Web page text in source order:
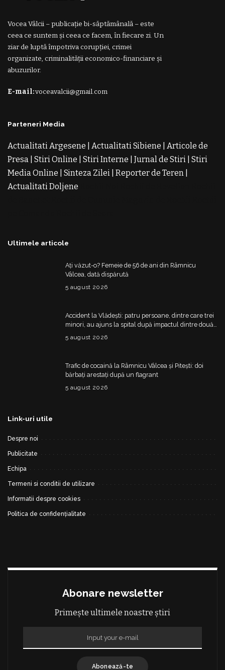
Vocea Vâlcii – publicație bi-săptămânală – este
ceea ce suntem și ceea ce facem, în fiecare zi. Un
ziar de luptă împotriva corupției, crimei
organizate, criminalității economico-financiare și
abuzurilor.
E-mail:voceavalcii@gmail.com
Parteneri Media
Actualitati Argesene Actualitati Sibiene
Articole de
Presa Stiri Online Stiri Interne Jurnal de Stiri Stiri
Media Online
Sinteza Zilei Reporter de Teren
Actualitati Doljene
Ultimele articole
Ați văzut-o? Femeie de 56 de ani din Râmnicu
Vâlcea, dată dispărută
5 august 2026
Accident la Vlădești: patru persoane, dintre care trei
minori, au ajuns la spital după impactul dintre două
5 august 2026
Trafic de cocaină la Râmnicu Vâlcea și Pitești: doi
bărbați arestați după un flagrant
5 august 2026
Link-uri utile
Despre noi
Publicitate
Echipa
Termeni si conditii de utilizare
Informatii despre cookies
Politica de confidențialitate
Abonare newsletter
Primește ultimele noastre știri
Abonează-te